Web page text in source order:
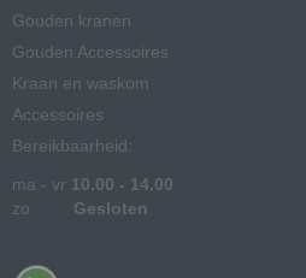
Gouden kranen
Gouden Accessoires
Kraan en waskom
Accessoires
Bereikbaarheid:
ma - vr 10.00 - 14.00
zo Gesloten